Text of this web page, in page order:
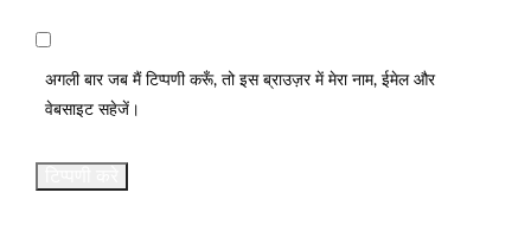
अगली बार जब मैं टिप्पणी करूँ, तो इस ब्राउज़र में मेरा नाम, ईमेल और
वेबसाइट सहेजें।